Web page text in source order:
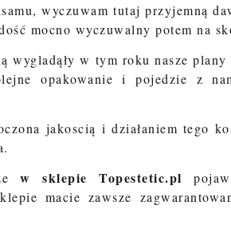
wyczuwam tutaj przyjemną
mocno wyczuwalny potem na
wygladąły w tym roku nasze
opakowanie i pojedzie z
jakoscią i działaniem tego
w sklepie Topestetic.pl
macie zawsze